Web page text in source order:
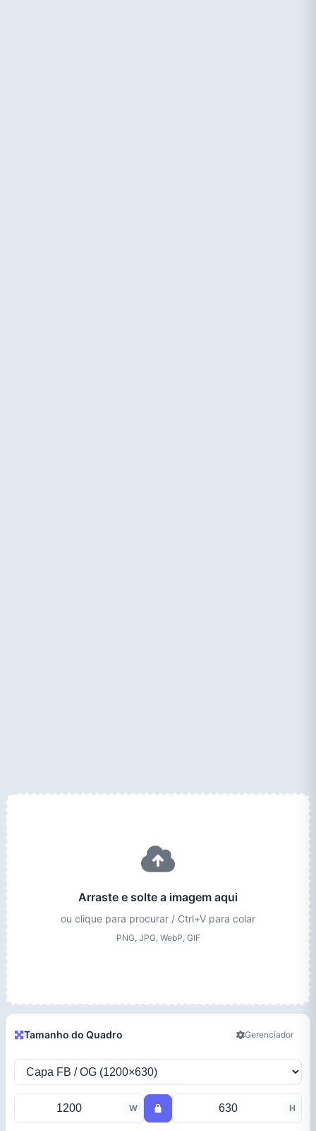
Tamanho do Quadro Gerenciador
W H
Arraste e solte a imagem aqui
ou clique para procurar / Ctrl+V para colar
PNG, JPG, WebP, GIF